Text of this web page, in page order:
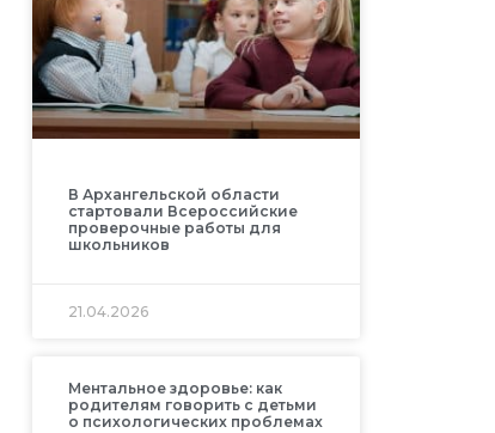
В Архангельской области
стартовали Всероссийские
проверочные работы для
школьников
21.04.2026
Ментальное здоровье: как
родителям говорить с детьми
о психологических проблемах